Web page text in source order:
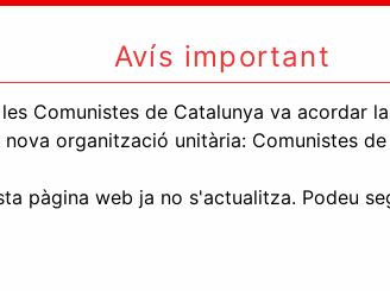
Avís important
les Comunistes de Catalunya va
organització unitària: Comunistes de
pàgina web ja no s'actualitza. Podeu